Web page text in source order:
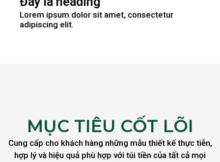
Lorem ipsum dolor sit amet, consectetur
adipiscing elit.
MỤC TIÊU CỐT LÕI
Cung cấp cho khách hàng những mẫu thiết kế thực tiễn,
hợp lý và hiệu quả phù hợp với túi tiền của tất cả mọi